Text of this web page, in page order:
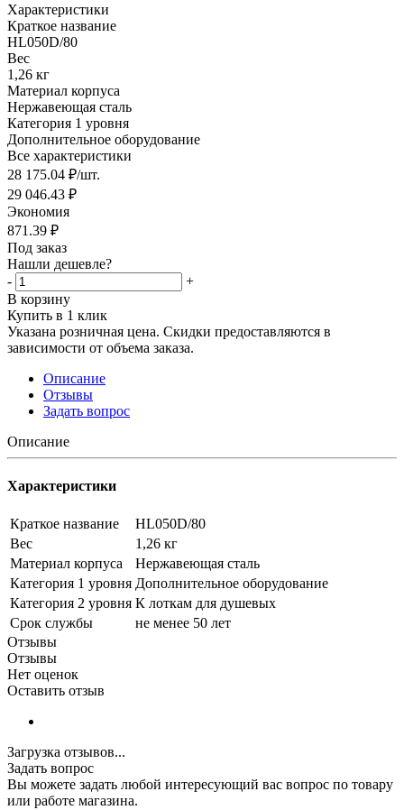
Характеристики
Краткое название
HL050D/80
Вес
1,26 кг
Материал корпуса
Нержавеющая сталь
Категория 1 уровня
Дополнительное оборудование
Все характеристики
28 175.04 ₽/шт.
29 046.43 ₽
Экономия
871.39 ₽
Под заказ
Нашли дешевле?
-
+
В корзину
Купить в 1 клик
Указана розничная цена. Скидки предоставляются в
зависимости от объема заказа.
Описание
Отзывы
Задать вопрос
Описание
Характеристики
Краткое название
HL050D/80
Вес
1,26 кг
Материал корпуса
Нержавеющая сталь
Категория 1 уровня Дополнительное оборудование
Категория 2 уровня К лоткам для душевых
Срок службы
не менее 50 лет
Отзывы
Отзывы
Нет оценок
Оставить отзыв
Загрузка отзывов...
Задать вопрос
Вы можете задать любой интересующий вас вопрос по товару
или работе магазина.